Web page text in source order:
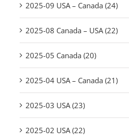
2025-09 USA – Canada (24)
2025-08 Canada – USA (22)
2025-05 Canada (20)
2025-04 USA – Canada (21)
2025-03 USA (23)
2025-02 USA (22)